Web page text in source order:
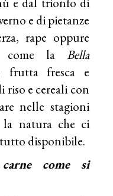
e di pietanze
rape oppure
come la Bella
frutta fresca e
riso e cereali con
nelle stagioni
la natura che ci
tutto disponibile.
come si